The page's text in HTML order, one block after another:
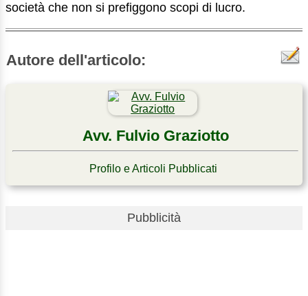
società che non si prefiggono scopi di lucro.
Autore dell'articolo:
Avv. Fulvio Graziotto
Profilo e Articoli Pubblicati
Pubblicità